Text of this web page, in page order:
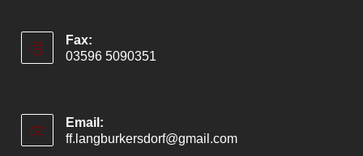
Fax:
03596 5090351
Email:
ff.langburkersdorf@gmail.comOpens